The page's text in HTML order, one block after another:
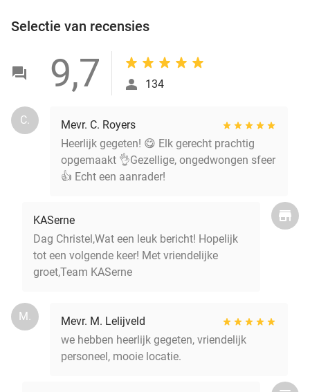
Selectie van recensies
9,7 134
C.
Mevr. C. Royers
Heerlijk gegeten! 😋 Elk gerecht prachtig
opgemaakt 👌Gezellige, ongedwongen sfeer
👍 Echt een aanrader!
KASerne
Dag Christel,Wat een leuk bericht! Hopelijk
tot een volgende keer! Met vriendelijke
groet,Team KASerne
M.
Mevr. M. Lelijveld
we hebben heerlijk gegeten, vriendelijk
personeel, mooie locatie.